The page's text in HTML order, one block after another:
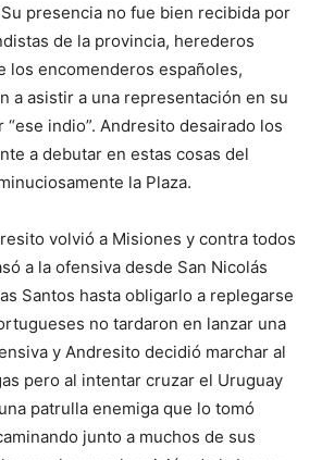
presencia no fue bien recibida por
de la provincia, herederos
los encomenderos españoles,
a asistir a una representación en su
indio”. Andresito desairado los
a debutar en estas cosas del
la Plaza.
volvió a Misiones y contra todos
a la ofensiva desde San Nicolás
Santos hasta obligarlo a replegarse
no tardaron en lanzar una
y Andresito decidió marchar al
pero al intentar cruzar el Uruguay
patrulla enemiga que lo tomó
junto a muchos de sus